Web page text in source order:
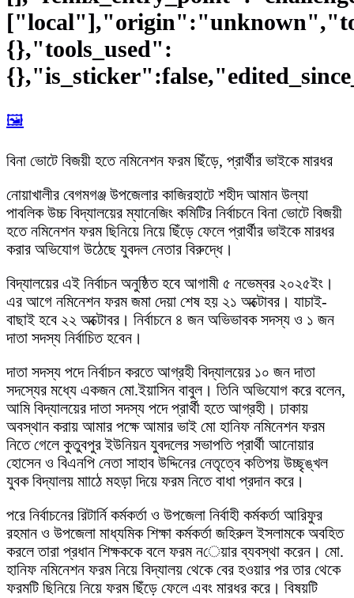
{},"tools_used":
🖼️
বিনা ভোটে বিজয়ী হতে নমিনেশন ফরম ছিঁড়ে, প্রার্থীর ভাইকে মারধর
নোয়াখালীর বেগমগঞ্জ উপজেলার কাজিরহাটে শহীদ আমান উল্যা
পাবলিক উচ্চ বিদ্যালয়ের ম্যানেজিং কমিটির নির্বাচনে বিনা ভোটে বিজয়ী
হতে নমিনেশন ফরম ছিনিয়ে নিয়ে ছিঁড়ে ফেলে প্রার্থীর ভাইকে মারধর
করার অভিযোগ উঠেছে যুবদল নেতার বিরুদ্ধে।
বিদ্যালয়ের এই নির্বাচন অনুষ্ঠিত হবে আগামী ৫ নভেম্বর ২০২৫ইং।
এর আগে নমিনেশন ফরম জমা দেয়া শেষ হয় ২১ অক্টোবর। যাচাই-
বাছাই হবে ২২ অক্টোবর। নির্বাচনে ৪ জন অভিভাবক সদস্য ও ১ জন
দাতা সদস্য নির্বাচিত হবেন।
দাতা সদস্য পদে নির্বাচন করতে আগ্রহী বিদ্যালয়ের ১০ জন দাতা
সদস্যের মধ্যে একজন মো.ইয়াসিন বাবুল। তিনি অভিযোগ করে বলেন,
আমি বিদ্যালয়ের দাতা সদস্য পদে প্রার্থী হতে আগ্রহী। ঢাকায়
অবস্থান করায় আমার পক্ষে আমার ভাই মো হানিফ নমিনেশন ফরম
নিতে গেলে কুতুবপুর ইউনিয়ন যুবদলের সভাপতি প্রার্থী আনোয়ার
হোসেন ও বিএনপি নেতা সাহাব উদ্দিনের নেতৃত্বে কতিপয় উচ্ছৃঙ্খল
যুবক বিদ্যালয় মাাঠে মহড়া দিয়ে ফরম নিতে বাধা প্রদান করে।
পরে নির্বাচনের রিটার্নি কর্মকর্তা ও উপজেলা নির্বাহী কর্মকর্তা আরিফুর
রহমান ও উপজেলা মাধ্যমিক শিক্ষা কর্মকর্তা জহিরুল ইসলামকে অবহিত
করলে তারা প্রধান শিক্ষককে বলে ফরম নেয়ার ব্যবস্থা করেন। মো.
হানিফ নমিনেশন ফরম নিয়ে বিদ্যালয় থেকে বের হওয়ার পর তার থেকে
ফরমটি ছিনিয়ে নিয়ে ফরম ছিঁড়ে ফেলে এবং মারধর করে। বিষয়টি